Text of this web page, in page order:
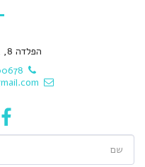
הפלדה 8, באר שבע, ישראל